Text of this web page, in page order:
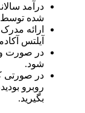
درآمد
شده توسط
آیلتس
در صورت
شود.
در صورتی
روبرو
بگیرید.